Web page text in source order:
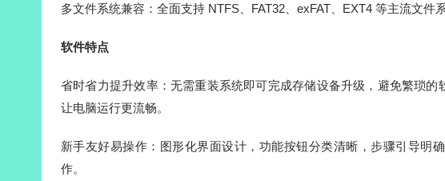
多文件系统兼容：全面支持 NTFS、FAT32、exFAT、EXT4 等主流文件
软件特点
省时省力提升效率：无需重装系统即可完成存储设备升级，避免繁琐
让电脑运行更流畅。
新手友好易操作：图形化界面设计，功能按钮分类清晰，步骤引导明
作。